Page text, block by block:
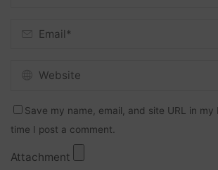
Save my name, email, and site URL in
time I post a comment.
Attachment